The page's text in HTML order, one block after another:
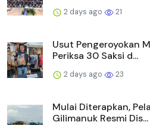
2 days ago 21
Usut Pengeroyokan
Periksa 30 Saksi d...
2 days ago 23
Mulai Diterapkan,
Gilimanuk Resmi Dis...